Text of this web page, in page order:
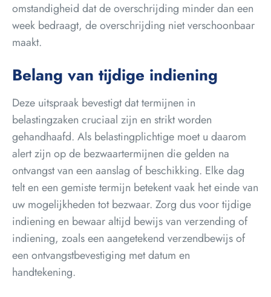
omstandigheid dat de overschrijding minder dan een
week bedraagt, de overschrijding niet verschoonbaar
maakt.
Belang van tijdige indiening
Deze uitspraak bevestigt dat termijnen in
belastingzaken cruciaal zijn en strikt worden
gehandhaafd. Als belastingplichtige moet u daarom
alert zijn op de bezwaartermijnen die gelden na
ontvangst van een aanslag of beschikking. Elke dag
telt en een gemiste termijn betekent vaak het einde van
uw mogelijkheden tot bezwaar. Zorg dus voor tijdige
indiening en bewaar altijd bewijs van verzending of
indiening, zoals een aangetekend verzendbewijs of
een ontvangstbevestiging met datum en
handtekening.